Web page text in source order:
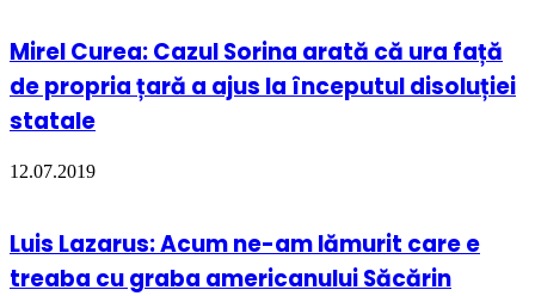
Mirel Curea: Cazul Sorina arată că ura față
de propria țară a ajus la începutul disoluției
statale
12.07.2019
Luis Lazarus: Acum ne-am lămurit care e
treaba cu graba americanului Săcărin